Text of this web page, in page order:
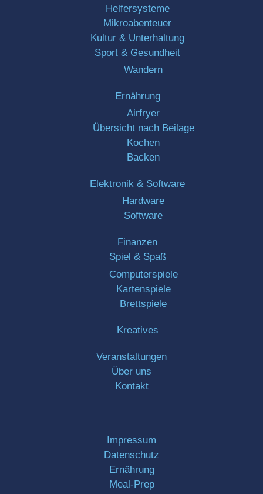
Helfersysteme
Mikroabenteuer
Kultur & Unterhaltung
Sport & Gesundheit
Wandern
Ernährung
Airfryer
Übersicht nach Beilage
Kochen
Backen
Elektronik & Software
Hardware
Software
Finanzen
Spiel & Spaß
Computerspiele
Kartenspiele
Brettspiele
Kreatives
Veranstaltungen
Über uns
Kontakt
Impressum
Datenschutz
Ernährung
Meal-Prep